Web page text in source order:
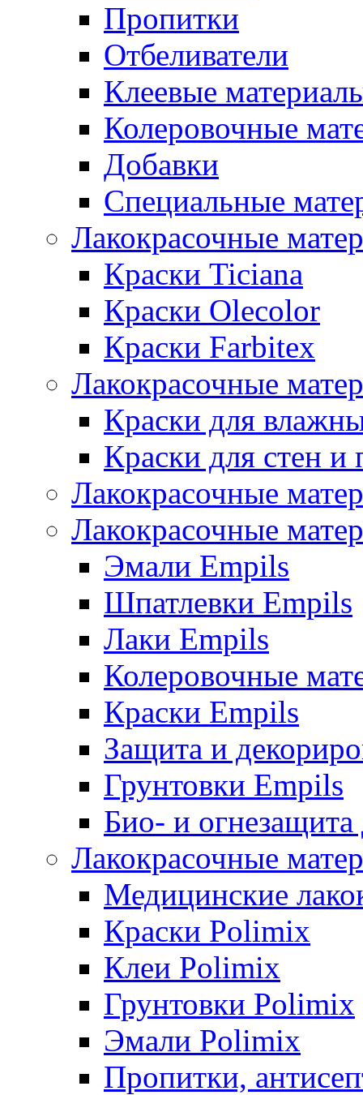
Пропитки
Отбеливатели
Клеевые
Колеровочные
Добавки
Специальные
Лакокрасочные
Краски Ticiana
Краски Olecolor
Краски Farbitex
Лакокрасочные
Краски для
Краски для стен и
Лакокрасочные
Лакокрасочные
Эмали Empils
Шпатлевки Empils
Лаки Empils
Колеровочные
Краски Empils
Защита и
Грунтовки Empils
Био- и
Лакокрасочные
Медицинские
Краски Polimix
Клеи Polimix
Грунтовки Polimix
Эмали Polimix
Пропитки,